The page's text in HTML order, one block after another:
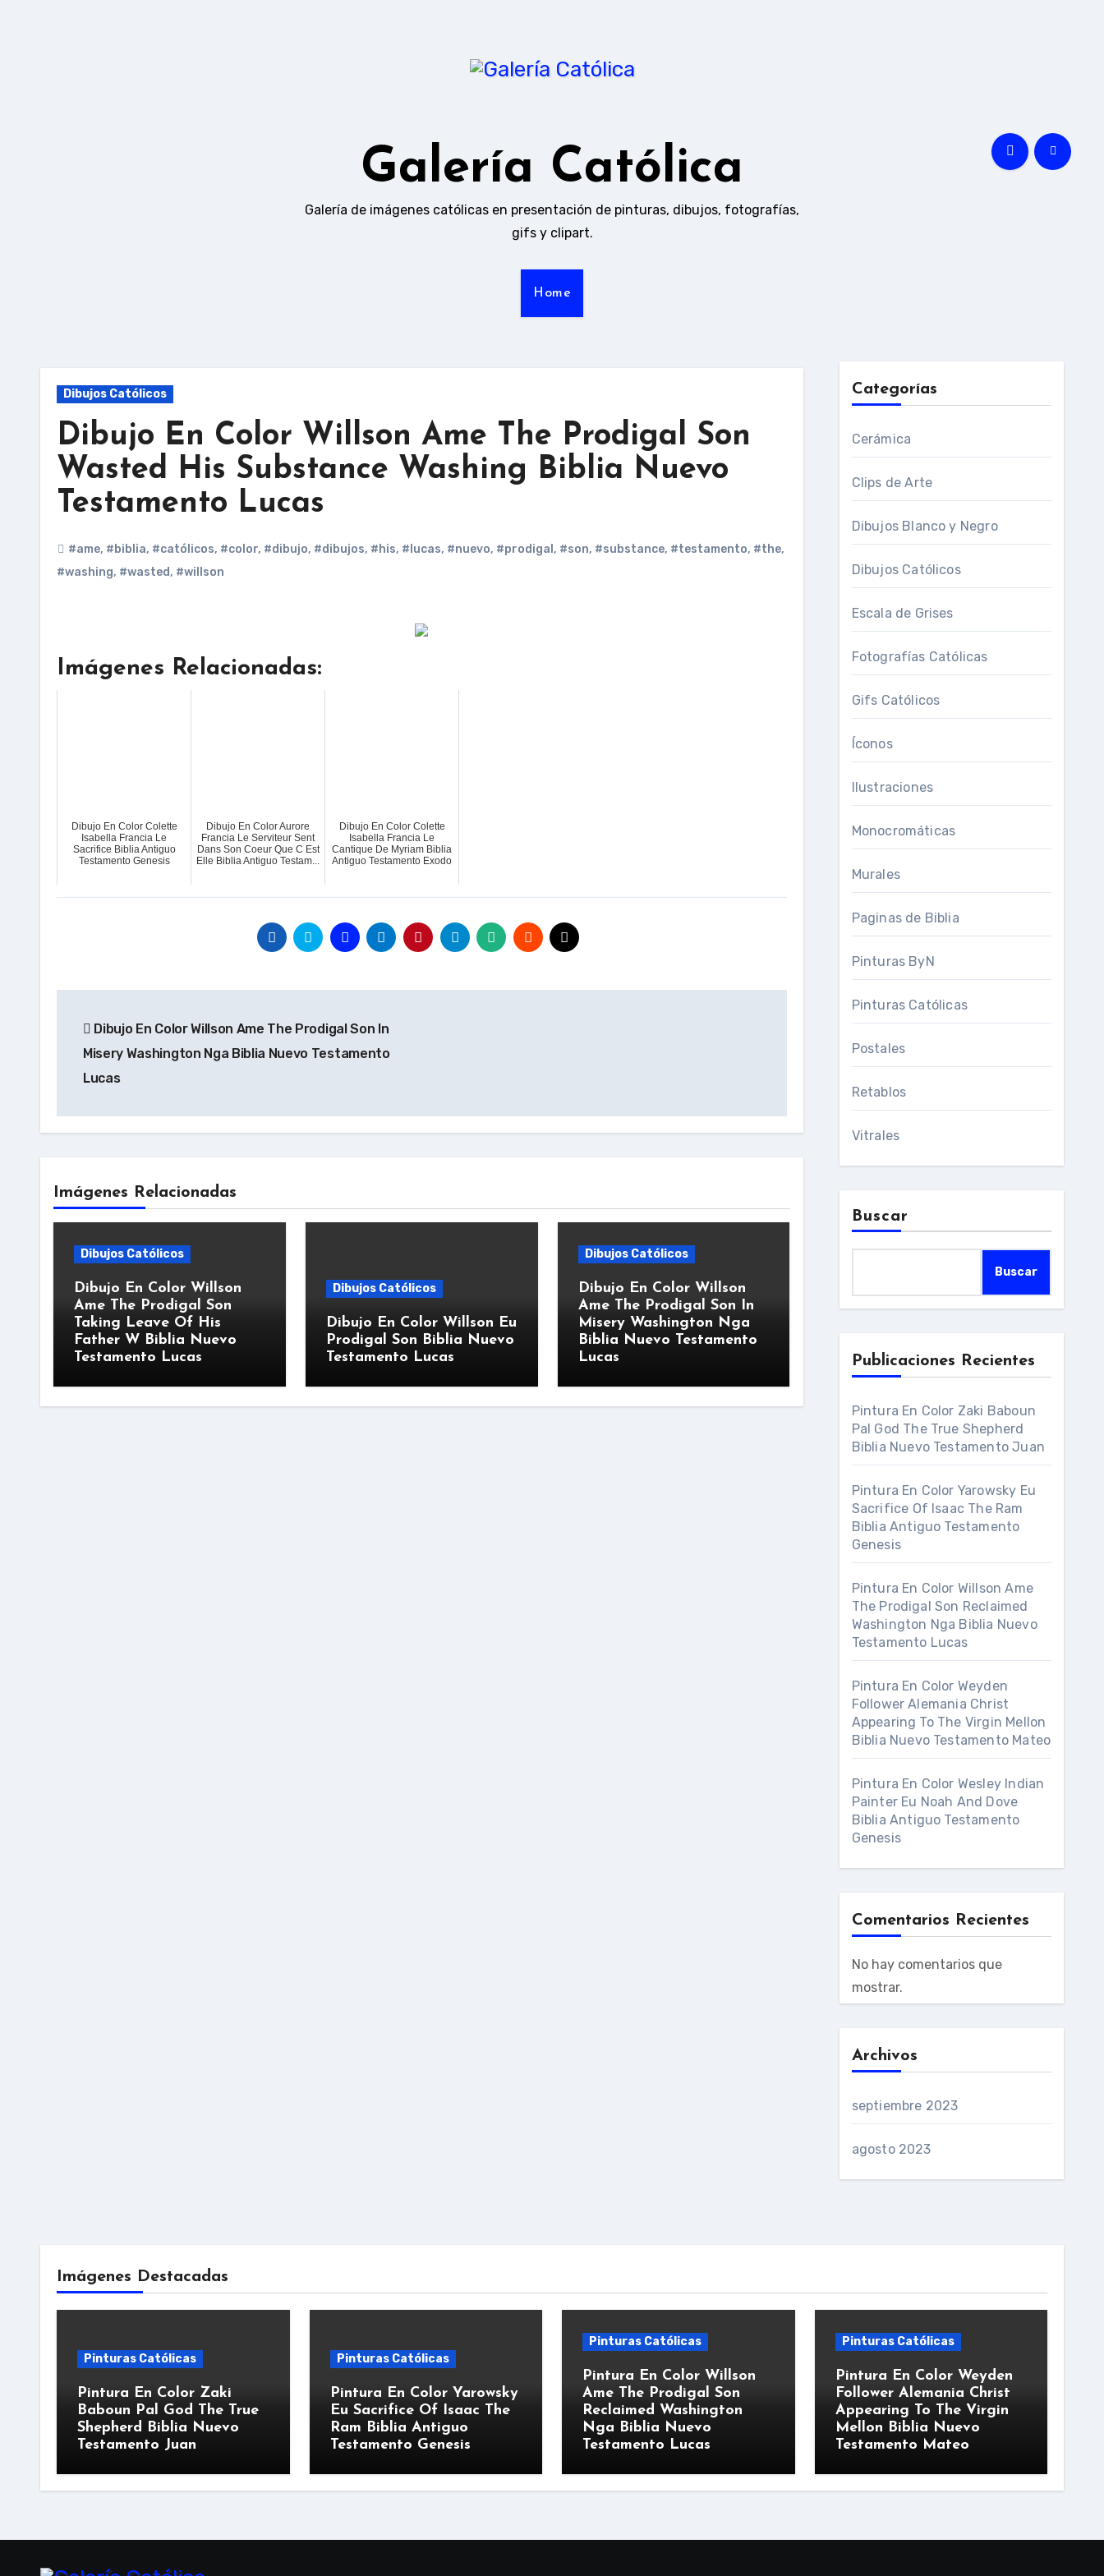
Galería Católica
Galería de imágenes católicas en presentación de pinturas, dibujos, fotografías,
gifs y clipart.
Home
Dibujos Católicos
Dibujo En Color Willson Ame The Prodigal Son
Wasted His Substance Washing Biblia Nuevo
Testamento Lucas
#ame, #biblia, #católicos, #color, #dibujo, #dibujos, #his, #lucas, #nuevo, #prodigal , #son, #substance, #testamento, #the,
#washing, #wasted, #willson
Imágenes Relacionadas:
Dibujo En Color Colette
Isabella Francia Le
Sacrifice Biblia Antiguo
Testamento Genesis
Dibujo En Color Aurore
Francia Le Serviteur Sent
Dans Son Coeur Que C Est
Elle Biblia Antiguo Testam...
Dibujo En Color Colette
Isabella Francia Le
Cantique De Myriam Biblia
Antiguo Testamento Exodo
de
entradas
Dibujo En Color Willson Ame The Prodigal Son In
Misery Washington Nga Biblia Nuevo Testamento
Lucas
Imágenes Relacionadas
Dibujos Católicos
Dibujo En Color Willson
Ame The Prodigal Son
Taking Leave Of His
Father W Biblia Nuevo
Testamento Lucas
Dibujos Católicos
Dibujo En Color Willson Eu
Prodigal Son Biblia Nuevo
Testamento Lucas
Dibujos Católicos
Dibujo En Color Willson
Ame The Prodigal Son In
Misery Washington Nga
Biblia Nuevo Testamento
Lucas
Categorías
Cerámica
Clips de Arte
Dibujos Blanco y Negro
Dibujos Católicos
Escala de Grises
Fotografías Católicas
Gifs Católicos
Íconos
Ilustraciones
Monocromáticas
Murales
Paginas de Biblia
Pinturas ByN
Pinturas Católicas
Postales
Retablos
Vitrales
Buscar
Buscar
Publicaciones Recientes
Pintura En Color Zaki Baboun
Pal God The True Shepherd
Biblia Nuevo Testamento Juan
Pintura En Color Yarowsky Eu
Sacrifice Of Isaac The Ram
Biblia Antiguo Testamento
Genesis
Pintura En Color Willson Ame
The Prodigal Son Reclaimed
Washington Nga Biblia Nuevo
Testamento Lucas
Pintura En Color Weyden
Follower Alemania Christ
Appearing To The Virgin Mellon
Biblia Nuevo Testamento Mateo
Pintura En Color Wesley Indian
Painter Eu Noah And Dove
Biblia Antiguo Testamento
Genesis
Comentarios Recientes
No hay comentarios que
mostrar.
Archivos
septiembre 2023
agosto 2023
Imágenes Destacadas
Pinturas Católicas
Pintura En Color Zaki
Baboun Pal God The True
Shepherd Biblia Nuevo
Testamento Juan
Pinturas Católicas
Pintura En Color Yarowsky
Eu Sacrifice Of Isaac The
Ram Biblia Antiguo
Testamento Genesis
Pinturas Católicas
Pintura En Color Willson
Ame The Prodigal Son
Reclaimed Washington
Nga Biblia Nuevo
Testamento Lucas
Pinturas Católicas
Pintura En Color Weyden
Follower Alemania Christ
Appearing To The Virgin
Mellon Biblia Nuevo
Testamento Mateo